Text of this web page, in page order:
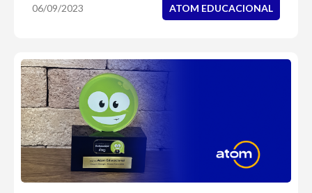
06/09/2023
ATOM EDUCACIONAL